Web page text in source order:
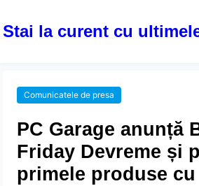
Stai la curent cu
Comunicatele de presa
PC Garage anunță
Friday Devreme și
primele produse